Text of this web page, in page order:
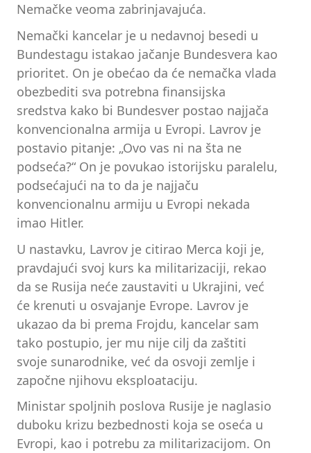
Nemačke veoma zabrinjavajuća.
Nemački kancelar je u nedavnoj besedi u
Bundestagu istakao jačanje Bundesvera kao
prioritet. On je obećao da će nemačka vlada
obezbediti sva potrebna finansijska
sredstva kako bi Bundesver postao najjača
konvencionalna armija u Evropi. Lavrov je
postavio pitanje: „Ovo vas ni na šta ne
podseća?“ On je povukao istorijsku paralelu,
podsećajući na to da je najjaču
konvencionalnu armiju u Evropi nekada
imao Hitler.
U nastavku, Lavrov je citirao Merca koji je,
pravdajući svoj kurs ka militarizaciji, rekao
da se Rusija neće zaustaviti u Ukrajini, već
će krenuti u osvajanje Evrope. Lavrov je
ukazao da bi prema Frojdu, kancelar sam
tako postupio, jer mu nije cilj da zaštiti
svoje sunarodnike, već da osvoji zemlje i
započne njihovu eksploataciju.
Ministar spoljnih poslova Rusije je naglasio
duboku krizu bezbednosti koja se oseća u
Evropi, kao i potrebu za militarizacijom. On